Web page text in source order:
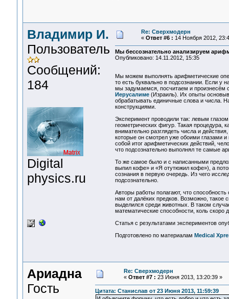
Владимир И.
Пользователь
Сообщений:
184
Digital
physics.ru
Re: Сверхмодерн
« Ответ #6 : 14 Ноября 2012,
Мы бессознательно анализируем
Опубликовано: 14.11.2012, 15:35
Мы можем выполнять арифметические
то есть буквально в подсознании. Если у
мы задумаемся, посчитаем и произнесём
Иерусалиме(Израиль). Их опыты
обрабатывать единичные слова и числа.
конструкциями.
Эксперимент проводили так: левым
геометрических фигур. Такая процедура,
внимательно разглядеть числа и
которые он смотрел уже обоими глазами
собой итог арифметических действий,
что подсознательно выполнял те самые
То же самое было и с написанными
выпил кофе» и «Я отутюжил кофе»), а
сознания в первую очередь. Из чего
подсознательно.
Авторы работы полагают, что
нам от далёких предков. Возможно, такое
выделился среди животных. В таком
математические способности, коль скоро
Статья с результатами экспериментов
Подготовлено по материалам Medical
Ариадна
Гость
Re: Сверхмодерн
« Ответ #7 : 23 Июня 2013, 13:20:39 »
Цитата: Станислав от 23 Июня 2013, 11:59:39